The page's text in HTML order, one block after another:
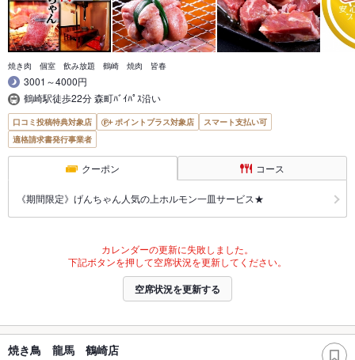
焼き肉 個室 飲み放題 鶴崎 焼肉 皆春
3001～4000円
鶴崎駅徒歩22分 森町ﾊﾞｲﾊﾟｽ沿い
口コミ投稿特典対象店 ポイントプラス対象店
スマート支払い可
適格請求書発行事業者
クーポン コース
《期間限定》げんちゃん人気の上ホルモン一皿サービス★
カレンダーの更新に失敗しました。
下記ボタンを押して空席状況を更新してください。
空席状況を更新する
焼き鳥 龍馬 鶴崎店